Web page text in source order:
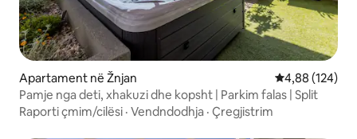
Apartament në Žnjan Vlerësimi
4,88 (124)
Pamje nga deti, xhakuzi dhe kopsht | Parkim falas | Split
Raporti çmim/cilësi · Vendndodhja · Çregjistrim